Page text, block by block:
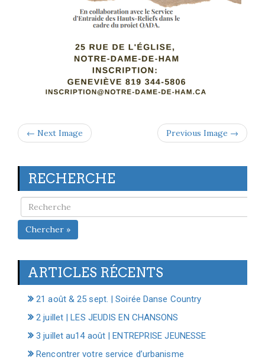
← Next Image Previous Image →
RECHERCHE
Chercher »
ARTICLES RÉCENTS
21 août & 25 sept. | Soirée Danse Country
2 juillet | LES JEUDIS EN CHANSONS
3 juillet au14 août | ENTREPRISE JEUNESSE
Rencontrer votre service d’urbanisme